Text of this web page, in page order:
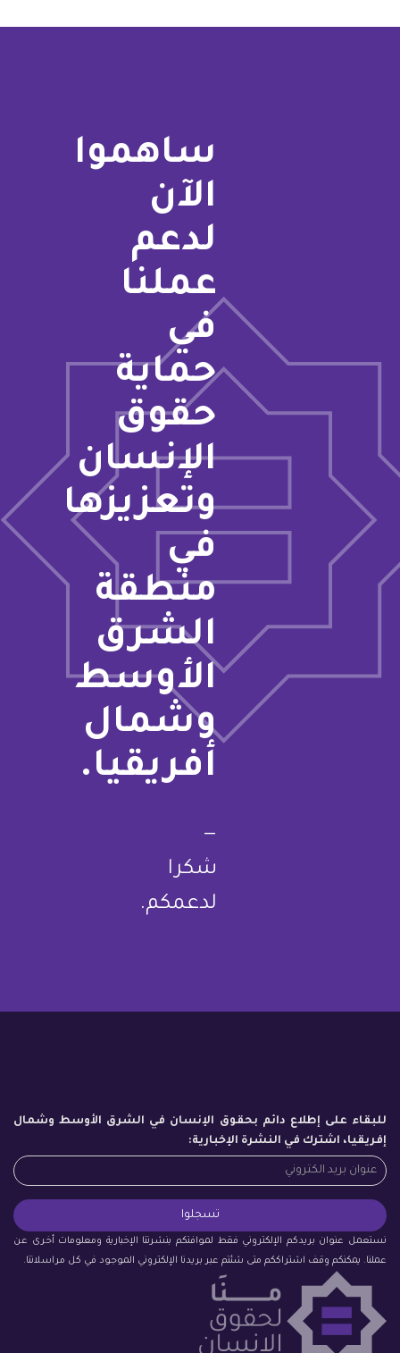
ساهموا
الآن
لدعم
عملنا
في
حماية
حقوق
الإنسان
وتعزيزها
في
منطقة
الشرق
الأوسط
وشمال
أفريقيا.
—
شكرا
لدعمكم.
للبقاء على إطلاع دائم بحقوق الإنسان في الشرق الأوسط وشمال
إفريقيا، اشترك في النشرة الإخبارية:
نستعمل عنوان بريدكم الإلكتروني فقط لموافتكم بنشرتنا الإخبارية ومعلومات أخرى عن
عملنا. يمكنكم وقف اشتراككم متى شئتم عبر بريدنا الإلكتروني الموجود في كل مراسلاتنا.